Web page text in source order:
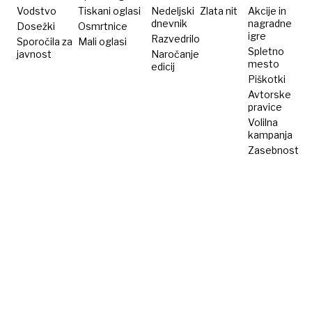
nad
jeklom
Vodstvo
Dosežki
Sporočila za
javnost
Tiskani oglasi
Osmrtnice
Mali oglasi
Nedeljski
dnevnik
Razvedrilo
Naročanje
edicij
Zlata nit
Akcije in
nagradne
igre
Spletno
mesto
Piškotki
Avtorske
pravice
Volilna
kampanja
Zasebnost